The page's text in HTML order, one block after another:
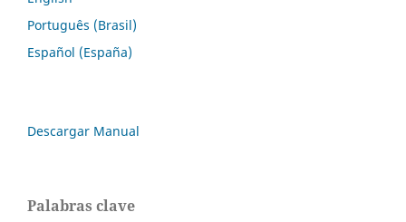
Português (Brasil)
Español (España)
Descargar Manual
Palabras clave